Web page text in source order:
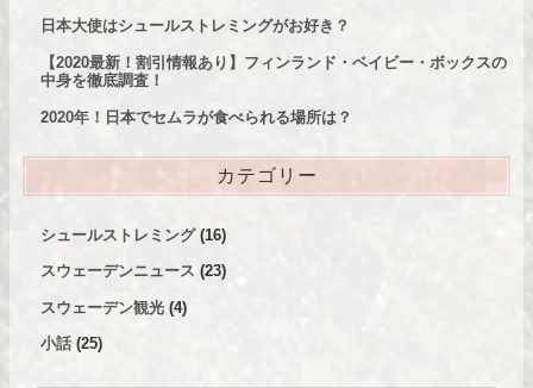
日本大使はシュールストレミングがお好き？
【2020最新！割引情報あり】 フィンランド・ベイビー・ボックスの
中身を徹底調査！
2020年！日本でセムラが食べられる場所は？
カテゴリー
シュールストレミング(16)
スウェーデンニュース (23)
スウェーデン観光 (4)
小話 (25)